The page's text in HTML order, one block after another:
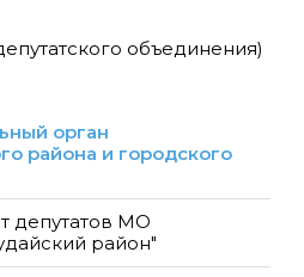
объединения)
орган
района и городского
депутатов МО
район"